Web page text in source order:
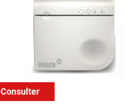
Consulter